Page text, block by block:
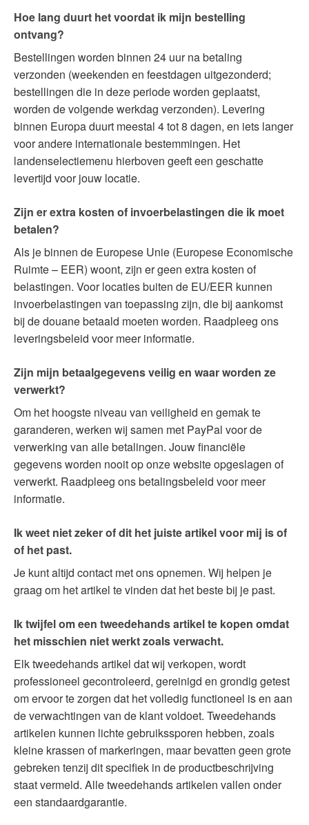
Hoe lang duurt het voordat ik mijn bestelling
ontvang?
Bestellingen worden binnen 24 uur na betaling
verzonden (weekenden en feestdagen uitgezonderd;
bestellingen die in deze periode worden geplaatst,
worden de volgende werkdag verzonden). Levering
binnen Europa duurt meestal 4 tot 8 dagen, en iets langer
voor andere internationale bestemmingen. Het
landenselectiemenu hierboven geeft een geschatte
levertijd voor jouw locatie.
Zijn er extra kosten of invoerbelastingen die ik moet
betalen?
Als je binnen de Europese Unie (Europese Economische
Ruimte – EER) woont, zijn er geen extra kosten of
belastingen. Voor locaties buiten de EU/EER kunnen
invoerbelastingen van toepassing zijn, die bij aankomst
bij de douane betaald moeten worden. Raadpleeg ons
leveringsbeleid voor meer informatie.
Zijn mijn betaalgegevens veilig en waar worden ze
verwerkt?
Om het hoogste niveau van veiligheid en gemak te
garanderen, werken wij samen met PayPal voor de
verwerking van alle betalingen. Jouw financiële
gegevens worden nooit op onze website opgeslagen of
verwerkt. Raadpleeg ons betalingsbeleid voor meer
informatie.
Ik weet niet zeker of dit het juiste artikel voor mij is of
of het past.
Je kunt altijd contact met ons opnemen. Wij helpen je
graag om het artikel te vinden dat het beste bij je past.
Ik twijfel om een tweedehands artikel te kopen omdat
het misschien niet werkt zoals verwacht.
Elk tweedehands artikel dat wij verkopen, wordt
professioneel gecontroleerd, gereinigd en grondig getest
om ervoor te zorgen dat het volledig functioneel is en aan
de verwachtingen van de klant voldoet. Tweedehands
artikelen kunnen lichte gebruikssporen hebben, zoals
kleine krassen of markeringen, maar bevatten geen grote
gebreken tenzij dit specifiek in de productbeschrijving
staat vermeld. Alle tweedehands artikelen vallen onder
een standaardgarantie.